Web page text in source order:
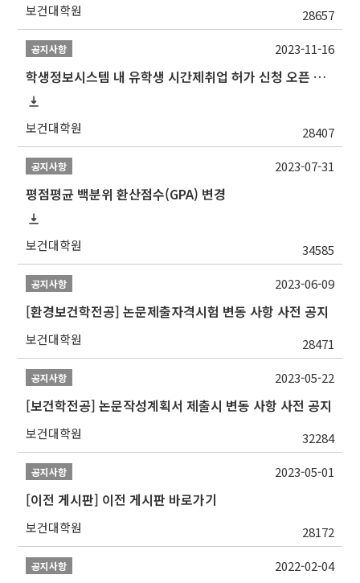
보건대학원 28657
공지사항
학생정보시스템 내 유학생 시간제취업 허가 신청 오픈 안내
보건대학원 28407
2023-11-16
공지사항
평점평균 백분위 환산점수(GPA) 변경
보건대학원 34585
2023-07-31
공지사항
[환경보건학전공] 논문제출자격시험 변동 사항 사전 공지
보건대학원 28471
2023-06-09
공지사항
[보건학전공] 논문작성계획서 제출시 변동 사항 사전 공지
보건대학원 32284
2023-05-22
공지사항
[이전 게시판] 이전 게시판 바로가기
보건대학원 28172
2023-05-01
공지사항 2022-02-04